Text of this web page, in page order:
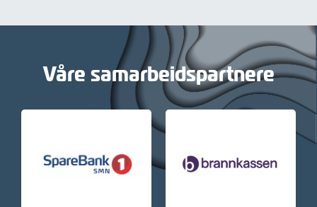
Våre samarbeidspartnere